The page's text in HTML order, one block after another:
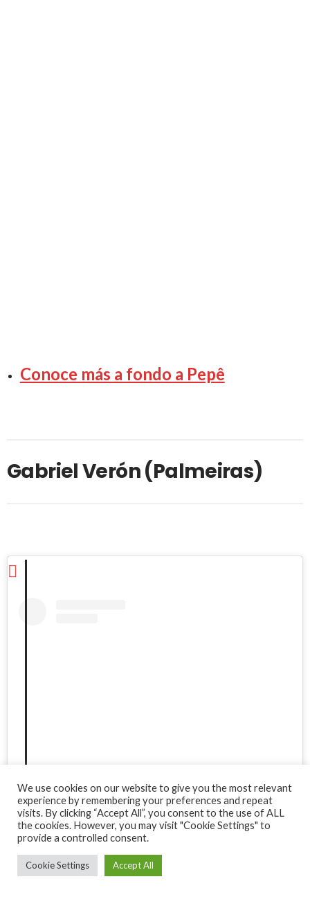
Conoce más a fondo a Pepê
Gabriel Verón (Palmeiras)
Ver esta publicación en Instagram
We use cookies on our website to give you the most relevant
experience by remembering your preferences and repeat
visits. By clicking “Accept All”, you consent to the use of ALL
the cookies. However, you may visit "Cookie Settings" to
provide a controlled consent.
Cookie Settings Accept All